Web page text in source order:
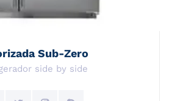
Sub-Zero
side by side